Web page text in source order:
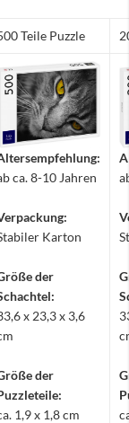
Teile Puzzle
ca. 8-10 Jahren
Karton
der
x 23,3 x 3,6
der
1,9 x 1,8 cm